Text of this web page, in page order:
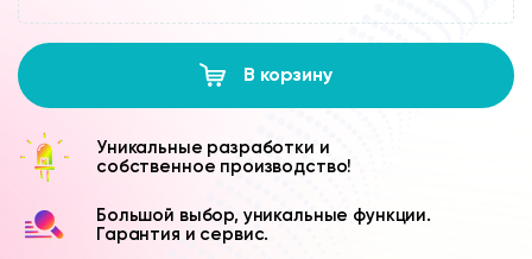
В корзину
Уникальные разработки и
собственное производство!
Большой выбор, уникальные функции.
Гарантия и сервис.